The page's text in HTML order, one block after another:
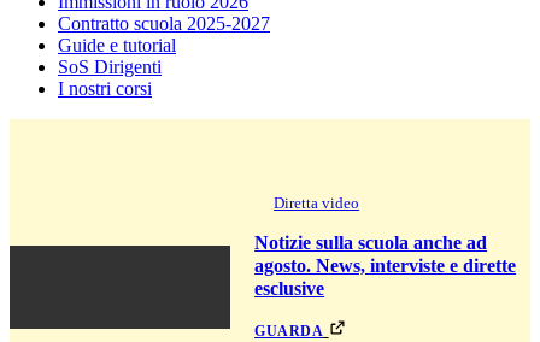
Contratto scuola 2025-2027
Guide e tutorial
SoS Dirigenti
I nostri corsi
Diretta video
Notizie sulla scuola anche ad
agosto. News, interviste e dirette
esclusive
guarda